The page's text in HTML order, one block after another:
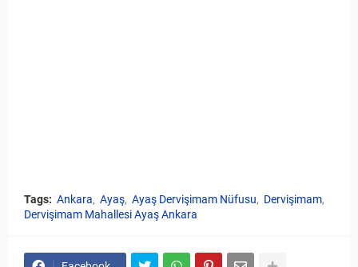
Tags: Ankara Ayaş Ayaş Dervişimam Nüfusu
Dervişimam
Dervişimam Mahallesi Ayaş Ankara